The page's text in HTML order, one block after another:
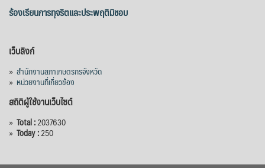
ชลประทานกว่า 87,700 ไร่ เพิ่ม
View on Facebook
ร้องเรียนการทุจริตและประพฤติมิชอบ
เว็บลิงก์
» สำนักงานสภาเกษตรกรจังหวัด
» หน่วยงานที่เกี่ยวข้อง
สถิติผู้ใช้งานเว็บไซต์
» Total :2037630
» Today :250